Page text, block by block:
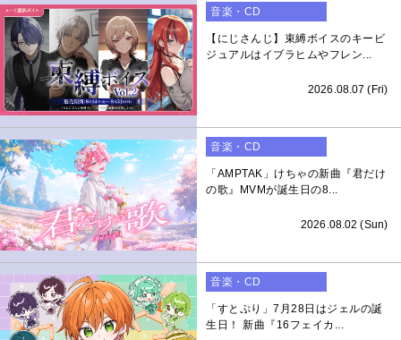
音楽・CD
【にじさんじ】束縛ボイスのキービ
ジュアルはイブラヒムやフレン...
2026.08.07 (Fri)
音楽・CD
「AMPTAK」けちゃの新曲『君だけ
の歌』MVMが誕生日の8...
2026.08.02 (Sun)
音楽・CD
「すとぷり」7月28日はジェルの誕
生日！ 新曲『16フェイカ...